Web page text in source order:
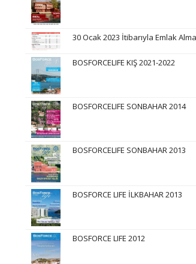
30 Ocak 2023 İtibarıyla Emlak
BOSFORCELIFE KIŞ 2021-2022
BOSFORCELIFE SONBAHAR 2014
BOSFORCELIFE SONBAHAR 2013
BOSFORCE LIFE İLKBAHAR 2013
BOSFORCE LIFE 2012